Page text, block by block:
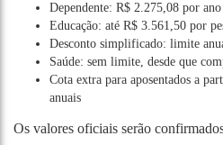
Dependente: R$ 2.275,08 por ano
Educação: até R$ 3.561,50 por
Desconto simplificado: limite
Saúde: sem limite, desde que
Cota extra para aposentados a
anuais
Os valores oficiais serão